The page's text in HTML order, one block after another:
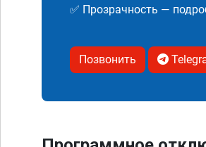
✅ Прозрачность —
Позвонить